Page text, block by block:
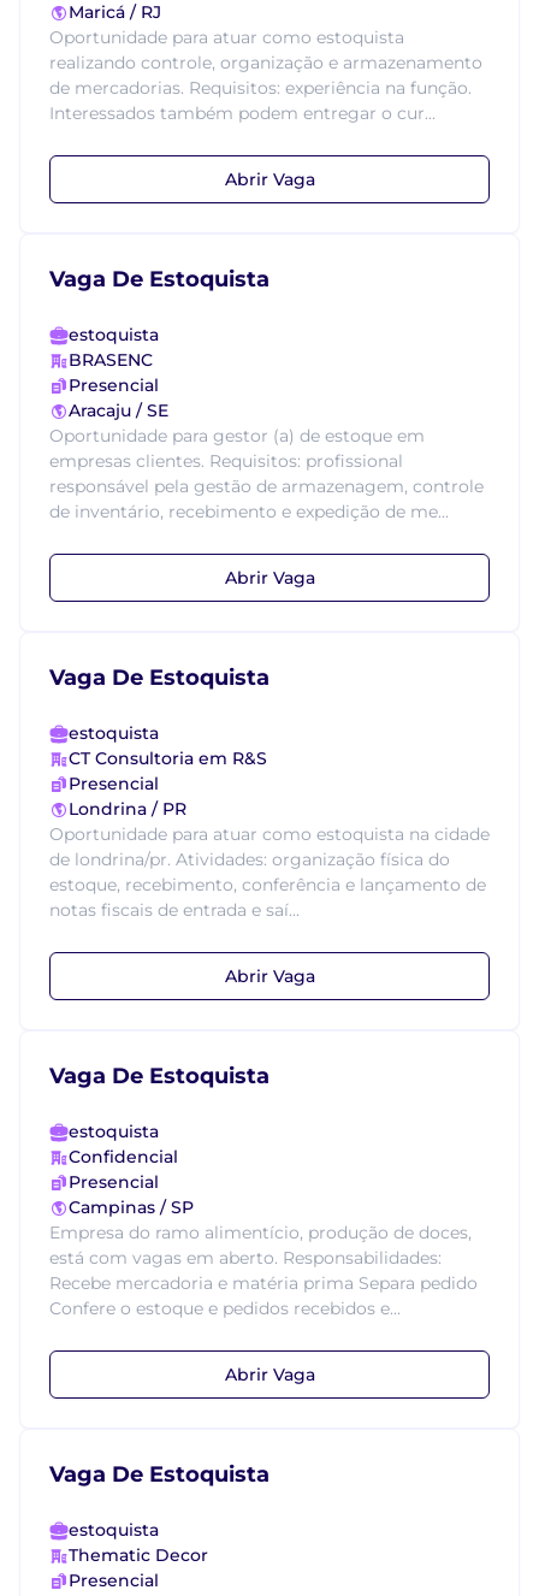
Maricá / RJ
Oportunidade para atuar como estoquista
realizando controle, organização e armazenamento
de mercadorias. Requisitos: experiência na função.
Interessados também podem entregar o cur...
Abrir Vaga
Vaga De Estoquista
estoquista
BRASENC
Presencial
Aracaju / SE
Oportunidade para gestor (a) de estoque em
empresas clientes. Requisitos: profissional
responsável pela gestão de armazenagem, controle
de inventário, recebimento e expedição de me...
Abrir Vaga
Vaga De Estoquista
estoquista
CT Consultoria em R&S
Presencial
Londrina / PR
Oportunidade para atuar como estoquista na cidade
de londrina/pr. Atividades: organização física do
estoque, recebimento, conferência e lançamento de
notas fiscais de entrada e saí...
Abrir Vaga
Vaga De Estoquista
estoquista
Confidencial
Presencial
Campinas / SP
Empresa do ramo alimentício, produção de doces,
está com vagas em aberto. Responsabilidades:
Recebe mercadoria e matéria prima Separa pedido
Confere o estoque e pedidos recebidos e...
Abrir Vaga
Vaga De Estoquista
estoquista
Thematic Decor
Presencial